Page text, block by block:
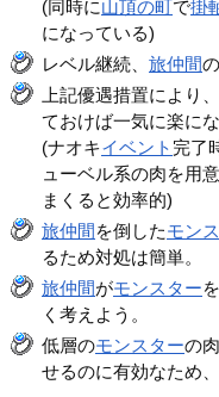
(同時に山頂の町で掛
になっている)
レベル継続、旅仲間
上記優遇措置により、
ておけば一気に楽にな
(ナオキイベント 完了
ューベル系の肉を用
まくると効率的)
旅仲間を倒したモン
るため対処は簡単。
旅仲間がモンスター
く考えよう。
低層のモンスターの
せるのに有効なため